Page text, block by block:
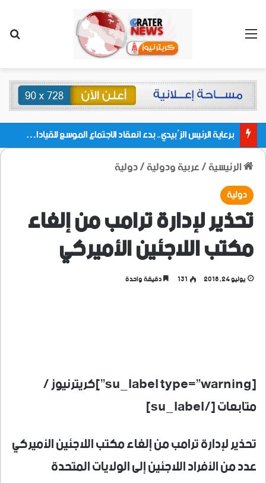
القائمة
برعاية الرئيس الزُبيدي.. بدء انعقاد الاجتماع الموسع للقيادات المحلية بالعاصمة ولمديريات وكتل مجلس العموم ومنسقيات الجامعة بالعاصمة عدن
الرئيسية/عربية ودولية/دولية
دولية
تحذير لإدارة ترامب من إلغاء
مكتب اللاجئين الأميركي
يوليو 24, 2018 131 دقيقة واحدة
[su_label type=”warning”]كريترنيوز /
متابعات [/su_label]
تحذير لإدارة ترامب من إلغاء مكتب اللاجئين الأميركي
عدد من الأفراد اللاجئين إلى الولايات المتحدة